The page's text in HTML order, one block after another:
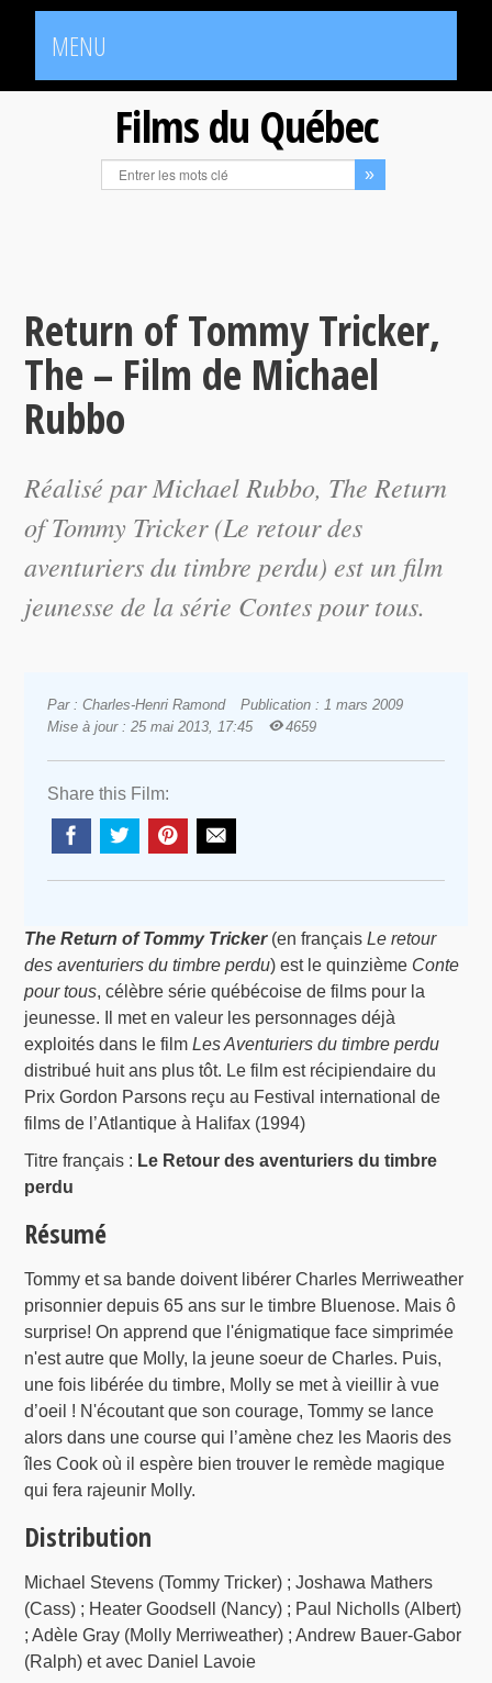
MENU
Films du Québec
Return of Tommy Tricker,
The – Film de Michael
Rubbo
Réalisé par Michael Rubbo, The Return
of Tommy Tricker(Le retour des
aventuriers du timbre perdu) est un film
jeunesse de la série Contes pour tous.
Par : Charles-Henri Ramond
Publication : 1 mars 2009
Mise à jour : 25 mai 2013, 17:45
4659
Share this Film:
The Return of Tommy Tricker(en françaisLe retour
des aventuriers du timbre perdu) est le quinzième Conte
pour tous, célèbre série québécoise de films pour la
jeunesse. Il met en valeur les personnages déjà
exploités dans le filmLes Aventuriers du timbre perdu
distribué huit ans plus tôt. Le film est récipiendaire du
Prix Gordon Parsons reçu au Festival international de
films de l’Atlantique à Halifax (1994)
Titre français : Le Retour des aventuriers du timbre
perdu
Résumé
Tommy et sa bande doivent libérer Charles Merriweather
prisonnier depuis 65 ans sur le timbre Bluenose. Mais ô
surprise! On apprend que l'énigmatique face simprimée
n'est autre que Molly, la jeune soeur de Charles. Puis,
une fois libérée du timbre, Molly se met à vieillir à vue
d’oeil ! N'écoutant que son courage, Tommy se lance
alors dans une course qui l’amène chez les Maoris des
îles Cook où il espère bien trouver le remède magique
qui fera rajeunir Molly.
Distribution
Michael Stevens (Tommy Tricker) ; Joshawa Mathers
(Cass) ; Heater Goodsell (Nancy) ; Paul Nicholls (Albert)
; Adèle Gray (Molly Merriweather) ; Andrew Bauer-Gabor
(Ralph) et avec Daniel Lavoie